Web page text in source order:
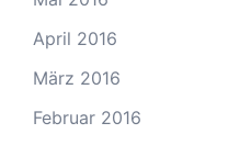
April 2016
März 2016
Februar 2016